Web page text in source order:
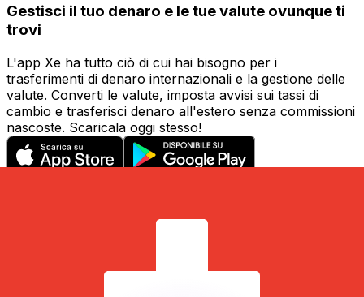
Gestisci il tuo denaro e le tue valute ovunque ti
trovi
L'app Xe ha tutto ciò di cui hai bisogno per i
trasferimenti di denaro internazionali e la gestione delle
valute. Converti le valute, imposta avvisi sui tassi di
cambio e trasferisci denaro all'estero senza commissioni
nascoste. Scaricala oggi stesso!